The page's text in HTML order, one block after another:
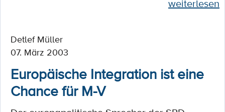
weiterlesen
Detlef Müller
07. März 2003
Europäische Integration ist eine
Chance für M-V